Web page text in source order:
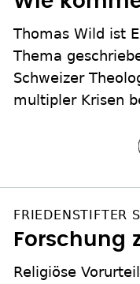
Thomas Wild ist
Thema
Schweizer
multipler Krisen
FRIEDENSTIFTER
Forschung
Religiöse